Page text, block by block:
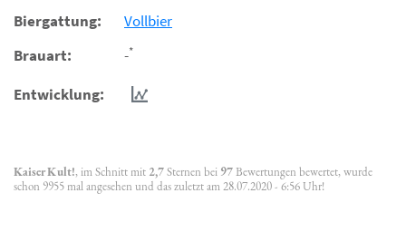
Biergattung:
Vollbier
Brauart:
-*
Entwicklung:
Kaiser Kult!, im Schnitt mit 2,7Sternen bei 97Bewertungen bewertet, wurde
schon 9955 mal angesehen und das zuletzt am 28.07.2020 - 6:56 Uhr!